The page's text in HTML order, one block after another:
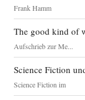
Frank Hamm
The good kind of
Aufschrieb zur Me...
Science Fiction
Science Fiction im